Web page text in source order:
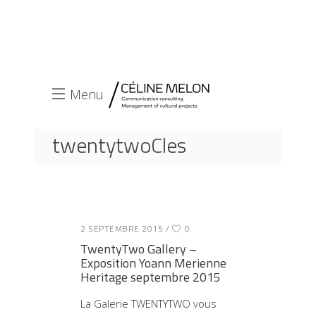
Menu
twentytwoCles
2 SEPTEMBRE 2015 0
TwentyTwo Gallery –
Exposition Yoann Merienne
Heritage septembre 2015
La Galerie TWENTYTWO vous